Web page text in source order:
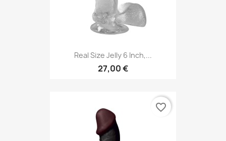
Real Size Jelly 6 Inch,...
27,00 €
favorite_border